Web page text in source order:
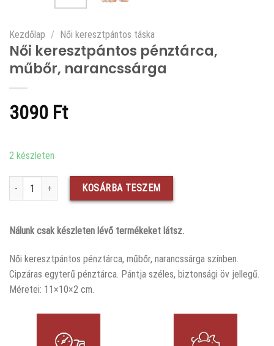
Kezdőlap / Női keresztpántos táska
Női keresztpántos pénztárca,
műbőr, narancssárga
3090 Ft
2 készleten
Női keresztpántos pénztárca, műbőr, narancssárga mennyiség
KOSÁRBA TESZEM
Nálunk csak készleten lévő termékeket látsz.
Női keresztpántos pénztárca, műbőr, narancssárga színben.
Cipzáras egyterű pénztárca. Pántja széles, biztonsági öv jellegű.
Méretei: 11×10×2 cm.